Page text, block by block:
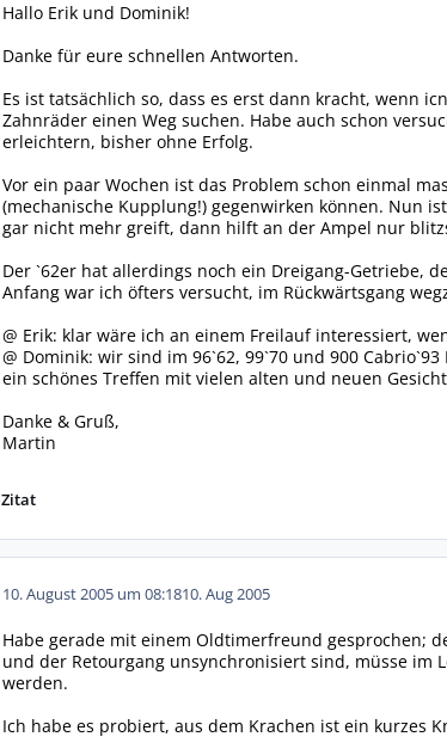
Hallo Erik und Dominik!
Danke für eure schnellen Antworten.
Es ist tatsächlich so, dass es erst dann kracht, wenn
Zahnräder einen Weg suchen. Habe auch schon
erleichtern, bisher ohne Erfolg.
Vor ein paar Wochen ist das Problem schon einmal
(mechanische Kupplung!) gegenwirken können. Nun
gar nicht mehr greift, dann hilft an der Ampel nur
Der `62er hat allerdings noch ein Dreigang-Getriebe,
Anfang war ich öfters versucht, im Rückwärtsgang
@ Erik: klar wäre ich an einem Freilauf interessiert,
@ Dominik: wir sind im 96`62, 99`70 und 900
ein schönes Treffen mit vielen alten und neuen
Danke & Gruß,
Martin
Zitat
10. August 2005 um 08:1810. Aug 2005
Habe gerade mit einem Oldtimerfreund gesprochen;
und der Retourgang unsynchronisiert sind, müsse im
werden.
Ich habe es probiert, aus dem Krachen ist ein kurzes